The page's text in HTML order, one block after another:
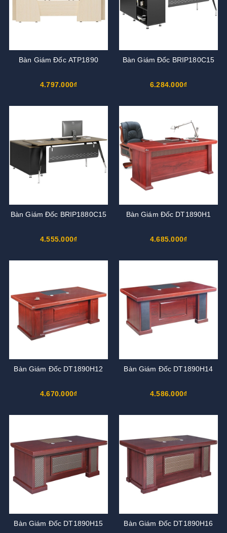
Bàn Giám Đốc ATP1890
4.797.000₫
Bàn Giám Đốc BRIP180C15
6.284.000₫
Bàn Giám Đốc BRIP1880C15
4.555.000₫
Bàn Giám Đốc DT1890H1
4.685.000₫
Bàn Giám Đốc DT1890H12
4.670.000₫
Bàn Giám Đốc DT1890H14
4.586.000₫
Bàn Giám Đốc DT1890H15 Bàn Giám Đốc DT1890H16